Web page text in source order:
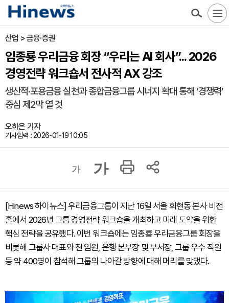
산업 > 금융·증권
임종룡 우리금융 회장 “우리는 AI 회사”... 2026
경영전략 워크숍서 전사적 AX 강조
생산적·포용금융 실천과 종합금융그룹 시너지 확대 통해 ‘경쟁력’
중심 제2막 열 것
오하은 기자
기사입력 : 2026-01-19 10:05
가 가
[Hinews 하이뉴스] 우리금융그룹이 지난 16일 서울 회현동 본사 비전
홀에서 2026년 그룹 경영전략 워크숍을 개최하고 미래 도약을 위한
핵심 전략을 공유했다. 이번 워크숍에는 임종룡 우리금융그룹 회장을
비롯해 그룹사 대표와 전 임원, 은행 본부장 및 부서장, 그룹 우수 직원
등 약 400명이 참석해 그룹의 나아갈 방향에 대해 머리를 맞댔다.